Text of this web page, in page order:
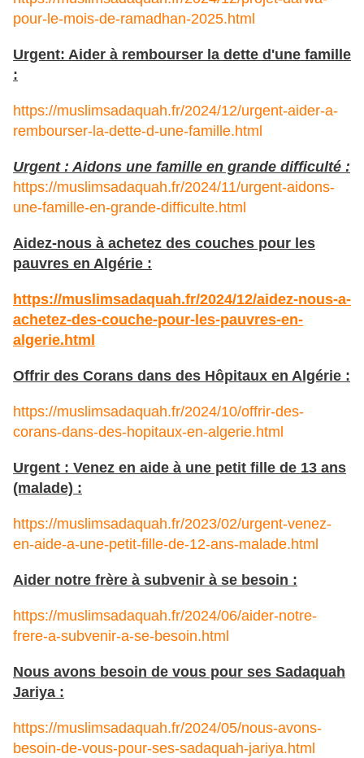
pour-le-mois-de-ramadhan-2025.html
Urgent: Aider à rembourser la dette d'une famille
:
https://muslimsadaquah.fr/2024/12/urgent-aider-a-
rembourser-la-dette-d-une-famille.html
Urgent : Aidons une famille en grande difficulté :
https://muslimsadaquah.fr/2024/11/urgent-aidons-
une-famille-en-grande-difficulte.html
Aidez-nous à achetez des couches pour les
pauvres en Algérie :
https://muslimsadaquah.fr/2024/12/aidez-nous-a-
achetez-des-couche-pour-les-pauvres-en-
algerie.html
Offrir des Corans dans des Hôpitaux en Algérie :
https://muslimsadaquah.fr/2024/10/offrir-des-
corans-dans-des-hopitaux-en-algerie.html
Urgent : Venez en aide à une petit fille de 13 ans
(malade) :
https://muslimsadaquah.fr/2023/02/urgent-venez-
en-aide-a-une-petit-fille-de-12-ans-malade.html
Aider notre frère à subvenir à se besoin :
https://muslimsadaquah.fr/2024/06/aider-notre-
frere-a-subvenir-a-se-besoin.html
Nous avons besoin de vous pour ses Sadaquah
Jariya :
https://muslimsadaquah.fr/2024/05/nous-avons-
besoin-de-vous-pour-ses-sadaquah-jariya.html